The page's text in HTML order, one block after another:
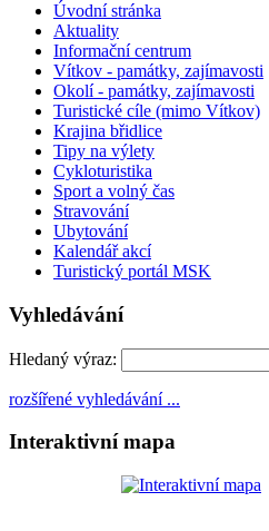
Úvodní stránka
Aktuality
Informační centrum
Vítkov - památky, zajímavosti
Okolí - památky, zajímavosti
Turistické cíle (mimo Vítkov)
Krajina břidlice
Tipy na výlety
Cykloturistika
Sport a volný čas
Stravování
Ubytování
Kalendář akcí
Turistický portál MSK
Vyhledávání
Hledaný výraz:
rozšířené vyhledávání ...
Interaktivní mapa